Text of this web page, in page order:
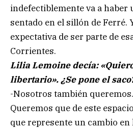
indefectiblemente va a haber
sentado en el sillón de Ferré.
expectativa de ser parte de
Corrientes.
Lilia Lemoine decía:
libertario». ¿Se pone el
-Nosotros también
Queremos que de este
que represente un cambio